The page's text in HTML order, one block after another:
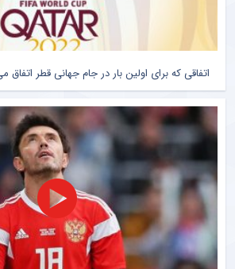
اتفاقی که برای اولین بار در جام جهانی قطر اتفاق